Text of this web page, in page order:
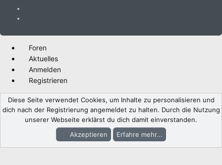
Foren
Aktuelles
Anmelden
Registrieren
Diese Seite verwendet Cookies, um Inhalte zu personalisieren und
dich nach der Registrierung angemeldet zu halten. Durch die Nutzung
unserer Webseite erklärst du dich damit einverstanden.
Akzeptieren
Erfahre mehr...